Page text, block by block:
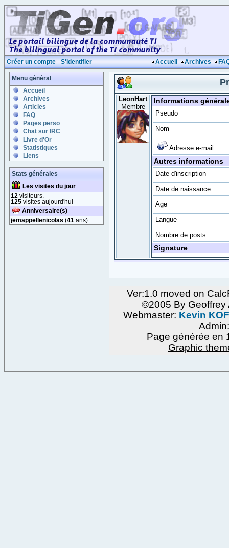
Créer un compte - S'identifier Accueil Archives
Menu général
Accueil
Archives
Articles
FAQ
Pages perso
Chat sur IRC
Livre d'Or
Statistiques
Liens
Stats générales
Les visites du jour
12 visiteurs.
125 visites aujourd'hui
Anniversaire(s)
jemappellenicolas (41 ans)
LeonHart
Membre
Informations
Pseudo
Nom
Adresse e-mail
Autres informations
Date d'inscription
Date de naissance
Age
Langue
Nombre de posts
Signature
Ver:1.0 moved on
©2005 By Geoffrey
Webmaster: Kevin
Page générée en
Graphic